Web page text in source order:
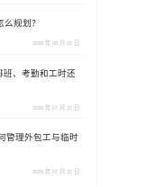
规划？
2026 年 08 月 05 日
班、考勤和工时还
2026 年 07 月 31 日
管理外包工与临时
2026 年 07 月 31 日